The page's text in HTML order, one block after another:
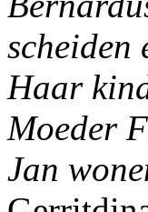
scheiden
Haar
Moeder
Jan